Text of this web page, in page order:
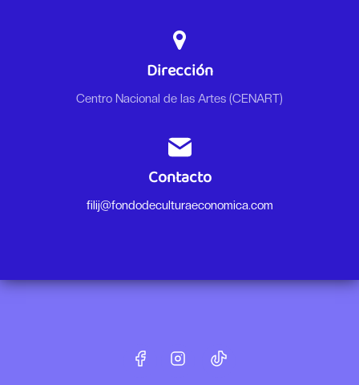
Dirección
Centro Nacional de las Artes (CENART)
Contacto
filij@fondodeculturaeconomica.com